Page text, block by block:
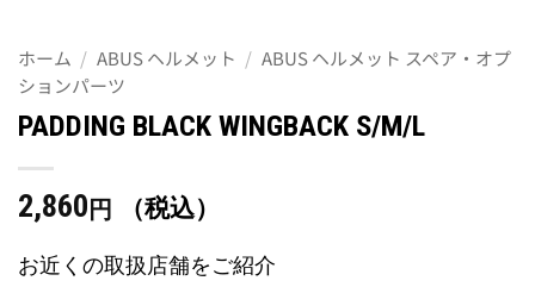
ホーム / ABUS ヘルメット / ABUS ヘルメット スペア・オプ
ションパーツ
PADDING BLACK WINGBACK S/M/L
2,860 円 （税込）
お近くの取扱店舗をご紹介